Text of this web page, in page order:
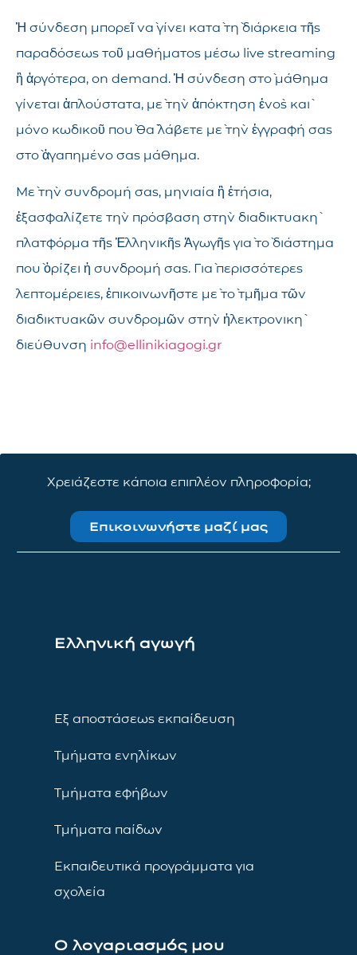
Ἡ σύνδεση μπορεῖ νὰ γίνει κατὰ τὴ διάρκεια τῆς
παραδόσεως τοῦ μαθήματος μέσω live streaming
ἢ ἀργότερα, on demand. Ἡ σύνδεση στὸ μάθημα
γίνεται ἁπλούστατα, μὲ τὴν ἀπόκτηση ἑνὸς καὶ
μόνο κωδικοῦ ποὺ θὰ λάβετε μὲ τὴν ἐγγραφή σας
στὸ ἀγαπημένο σας μάθημα.
Μὲ τὴν συνδρομή σας, μηνιαία ἢ ἐτήσια,
ἐξασφαλίζετε τὴν πρόσβαση στὴν διαδικτυακὴ
πλατφόρμα τῆς Ἑλληνικῆς Ἀγωγῆς γιὰ τὸ διάστημα
ποὺ ὁρίζει ἡ συνδρομή σας. Γιὰ περισσότερες
λεπτομέρειες, ἐπικοινωνῆστε μὲ τὸ τμῆμα τῶν
διαδικτυακῶν συνδρομῶν στὴν ἠλεκτρονικὴ
διεύθυνση info@ellinikiagogi.gr
Χρειάζεστε κάποια επιπλέον πληροφορία;
Επικοινωνήστε μαζί μας
Ελληνική αγωγή
Εξ αποστάσεως εκπαίδευση
Τμήματα ενηλίκων
Τμήματα εφήβων
Τμήματα παίδων
Εκπαιδευτικά προγράμματα για
σχολεία
Ο λογαριασμός μου